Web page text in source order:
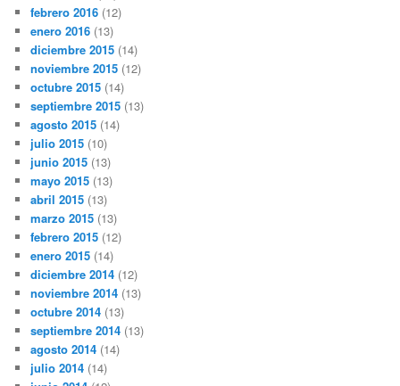
febrero 2016 (12)
enero 2016 (13)
diciembre 2015 (14)
noviembre 2015 (12)
octubre 2015 (14)
septiembre 2015 (13)
agosto 2015 (14)
julio 2015 (10)
junio 2015 (13)
mayo 2015 (13)
abril 2015 (13)
marzo 2015 (13)
febrero 2015 (12)
enero 2015 (14)
diciembre 2014 (12)
noviembre 2014 (13)
octubre 2014 (13)
septiembre 2014 (13)
agosto 2014 (14)
julio 2014 (14)